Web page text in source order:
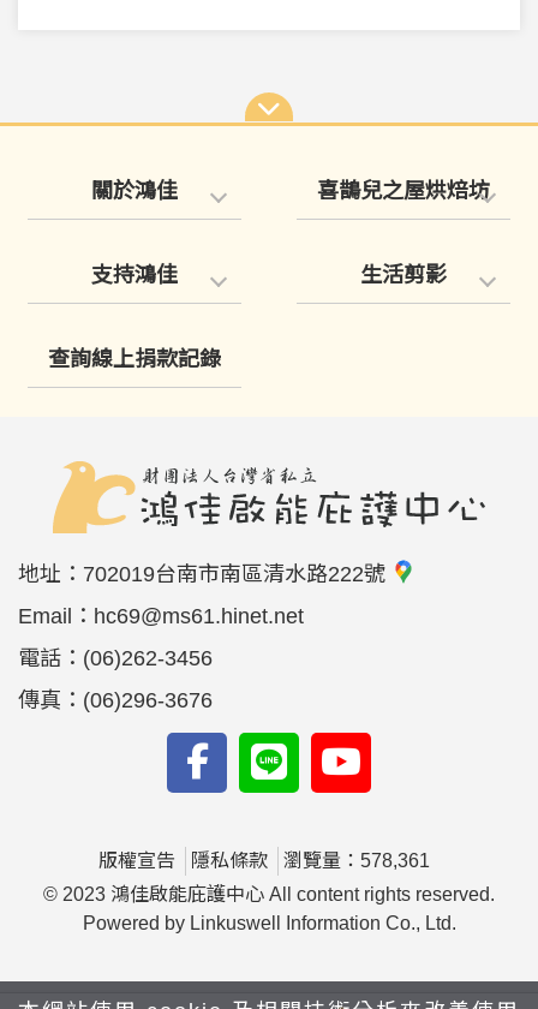
關於鴻佳 喜鵲兒之屋烘焙坊
支持鴻佳 生活剪影
查詢線上捐款記錄
地址： 702019台南市南區清水路222號
Email： hc69@ms61.hinet.net
電話： (06)262-3456
傳真： (06)296-3676
版權宣告 隱私條款
瀏覽量：578,361
© 2023 鴻佳啟能庇護中心 All content rights reserved.
Powered by Linkuswell Information Co., Ltd.